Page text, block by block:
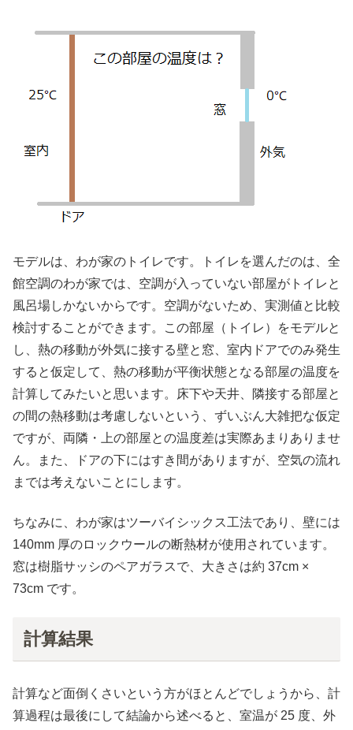
モデルは、わが家のトイレです。トイレを選んだのは、全
館空調のわが家では、空調が入っていない部屋がトイレと
風呂場しかないからです。空調がないため、実測値と比較
検討することができます。この部屋（トイレ）をモデルと
し、熱の移動が外気に接する壁と窓、室内ドアでのみ発生
すると仮定して、熱の移動が平衡状態となる部屋の温度を
計算してみたいと思います。床下や天井、隣接する部屋と
の間の熱移動は考慮しないという、ずいぶん大雑把な仮定
ですが、両隣・上の部屋との温度差は実際あまりありませ
ん。また、ドアの下にはすき間がありますが、空気の流れ
までは考えないことにします。
ちなみに、わが家はツーバイシックス工法であり、壁には
140mm 厚のロックウールの断熱材が使用されています。
窓は樹脂サッシのペアガラスで、大きさは約 37cm ×
73cm です。
計算結果
計算など面倒くさいという方がほとんどでしょうから、計
算過程は最後にして結論から述べると、室温が 25 度、外